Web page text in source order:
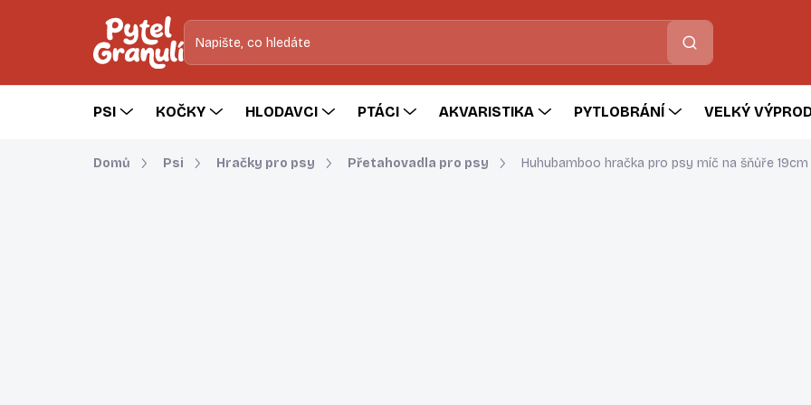
Hledat
PSI KOČKY HLODAVCI PTÁCI AKVARISTIKA PYTLOBRÁNÍ VELKÝ
Domů Psi Hračky pro psy Přetahovadla pro psy Huhubamboo hračka pro psy míč na šňůře 19cm